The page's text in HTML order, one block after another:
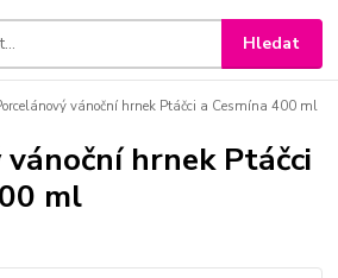
Hledat
vánoční hrnek Ptáčci a Cesmína 400 ml
hrnek Ptáčci
ml